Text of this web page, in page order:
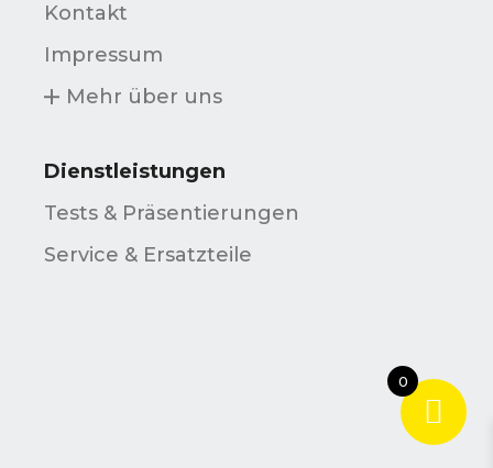
Kontakt
Impressum
Mehr über uns
Dienstleistungen
Tests & Präsentierungen
Service & Ersatzteile
0